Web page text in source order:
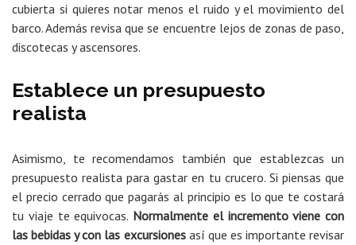
cubierta si quieres notar menos el ruido y el movimiento del
barco. Además revisa que se encuentre lejos de zonas de paso,
discotecas y ascensores.
Establece un presupuesto
realista
Asimismo, te recomendamos también que establezcas un
presupuesto realista para gastar en tu crucero. Si piensas que
el precio cerrado que pagarás al principio es lo que te costará
tu viaje te equivocas. Normalmente el incremento viene con
las bebidas y con las excursionesasí que es importante revisar